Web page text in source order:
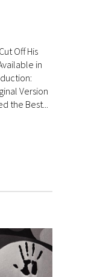
Off His
in
Version
the Best...